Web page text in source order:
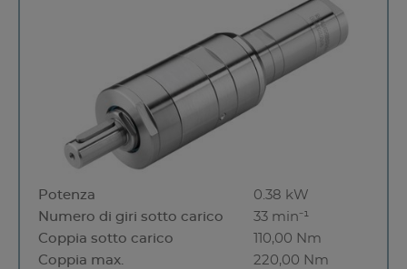
Potenza
0.38 kW
Numero di giri sotto carico
33 min⁻¹
Coppia sotto carico
110,00 Nm
Coppia max.
220,00 Nm